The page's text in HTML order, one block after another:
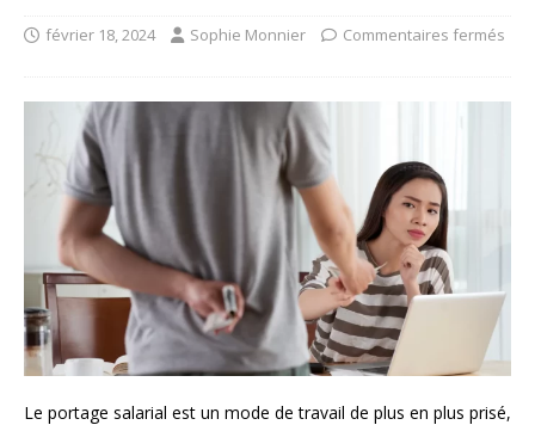
février 18, 2024 Sophie Monnier Commentaires fermés
Le portage salarial est un mode de travail de plus en plus prisé,